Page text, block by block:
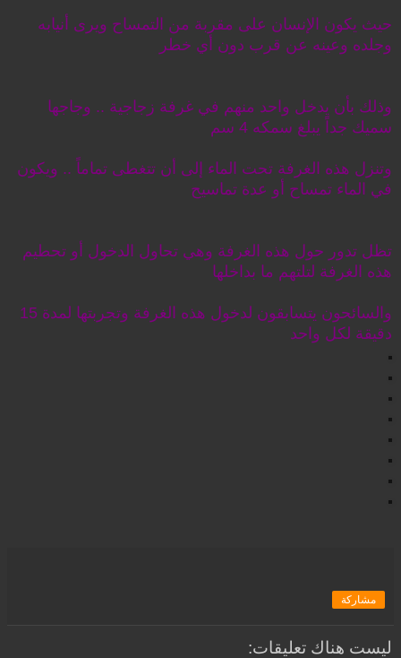
حيث يكون الإنسان على مقربة من التمساح ويرى أنيابه
وجلده وعينه عن قرب دون أي خطر
وذلك بأن يدخل واحد منهم في غرفة زجاجية .. وجاجها
سميك جداً يبلغ سمكه 4 سم
وتنزل هذه الغرفة تحت الماء إلى أن تتغطى تماماً .. ويكون
في الماء تمساح أو عدة تماسيح
تظل تدور حول هذه الغرفة وهي تحاول الدخول أو تحطيم
هذه الغرفة لتلتهم ما بداخلها
والسائحون يتسابقون لدخول هذه الغرفة وتجربتها لمدة 15
دقيقة لكل واحد
مشاركة
ليست هناك تعليقات: